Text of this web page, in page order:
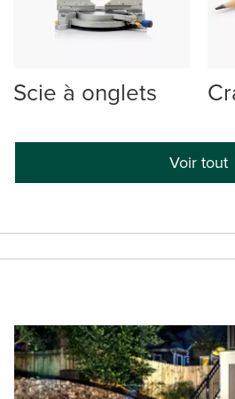
Scie à onglets
Voir tout